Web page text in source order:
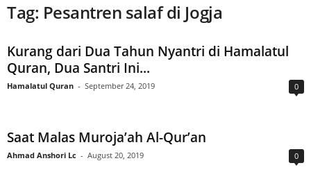
Tag: Pesantren salaf di Jogja
Kurang dari Dua Tahun Nyantri di Hamalatul
Quran, Dua Santri Ini...
Hamalatul Quran - September 24, 2019 0
Saat Malas Muroja’ah Al-Qur’an
Ahmad Anshori Lc - August 20, 2019 0